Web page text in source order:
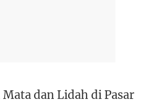
dan Lidah di Pasar